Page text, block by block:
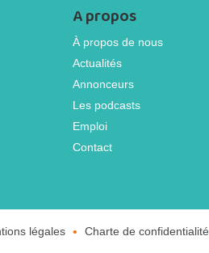
A propos
À propos de nous
Actualités
Annonceurs
Les podcasts
Emploi
Contact
légales Charte de confidentialité